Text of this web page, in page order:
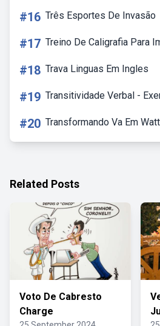
#16 Três Esportes De Invasão
#17 Treino De Caligrafia Para
#18 Trava Linguas Em Ingles
#19 Transitividade Verbal -
#20 Transformando Va Em
Related Posts
Voto De Cabresto
Charge